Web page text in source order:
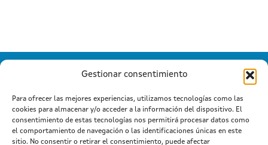
Gestionar consentimiento
Para ofrecer las mejores experiencias, utilizamos tecnologías como las
cookies para almacenar y/o acceder a la información del dispositivo. El
consentimiento de estas tecnologías nos permitirá procesar datos como
el comportamiento de navegación o las identificaciones únicas en este
sitio. No consentir o retirar el consentimiento, puede afectar
Información mantida e publicada na Internet pola Xunta de
Galicia
Atención a cidadanía|Suxestións e queixas